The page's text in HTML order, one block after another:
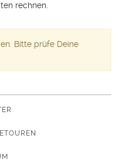
rechnen.
Bitte prüfe Deine